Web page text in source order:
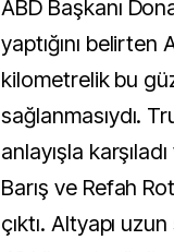
ABD Başkanı
yaptığını
kilometrelik bu
sağlanmasıydı.
anlayışla
Barış ve Refah
çıktı. Altyapı